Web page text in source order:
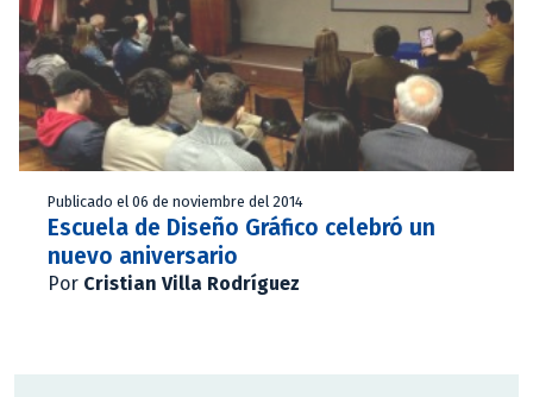
Publicado el 06 de noviembre del 2014
Escuela de Diseño Gráfico celebró un
nuevo aniversario
Por Cristian Villa Rodríguez